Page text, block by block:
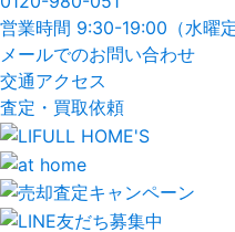
営業時間 9:30-19:00（水曜定
メールでのお問い合わせ
交通アクセス
査定・買取依頼